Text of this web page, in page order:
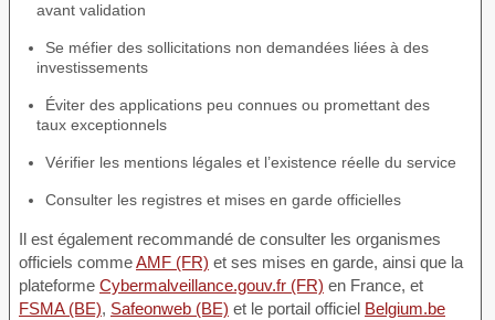
avant validation
Se méfier des sollicitations non demandées liées à des
investissements
Éviter des applications peu connues ou promettant des
taux exceptionnels
Vérifier les mentions légales et l’existence réelle du service
Consulter les registres et mises en garde officielles
Il est également recommandé de consulter les organismes
officiels commeAMF (FR) et ses mises en garde, ainsi que la
plateforme Cybermalveillance.gouv.fr (FR) en France, et
FSMA (BE), Safeonweb (BE) et le portail officiel Belgium.be